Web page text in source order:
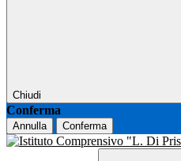
Chiudi
Conferma
Annulla Conferma